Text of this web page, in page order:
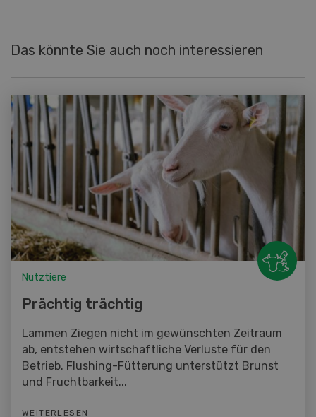
Das könnte Sie auch noch interessieren
Nutztiere
Prächtig trächtig
Lammen Ziegen nicht im gewünschten Zeitraum
ab, entstehen wirtschaftliche Verluste für den
Betrieb. Flushing-Fütterung unterstützt Brunst
und Fruchtbarkeit...
WEITERLESEN